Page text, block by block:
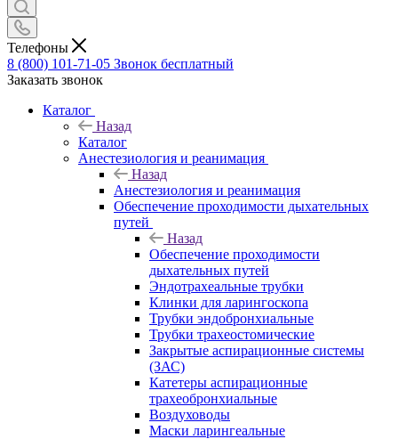
Телефоны
8 (800) 101-71-05 Звонок бесплатный
Заказать звонок
Каталог
Назад
Каталог
Анестезиология и реанимация
Назад
Анестезиология и реанимация
Обеспечение проходимости дыхательных
путей
Назад
Обеспечение проходимости
дыхательных путей
Эндотрахеальные трубки
Клинки для ларингоскопа
Трубки эндобронхиальные
Трубки трахеостомические
Закрытые аспирационные системы
(ЗАС)
Катетеры аспирационные
трахеобронхиальные
Воздуховоды
Маски ларингеальные